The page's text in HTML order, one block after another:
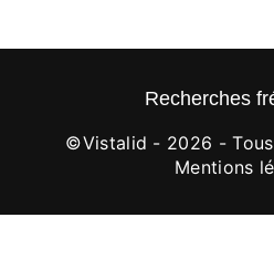
Recherches
©Vistalid - 2026 -
Mentions